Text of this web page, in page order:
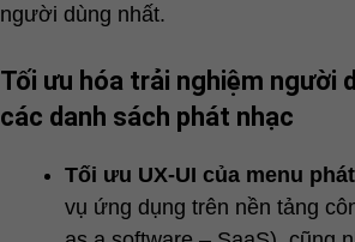
người dùng nhất.
Tối ưu hóa trải nghiệm người
các danh sách phát nhạc
Tối ưu UX-UI của menu
vụ ứng dụng trên nền tảng